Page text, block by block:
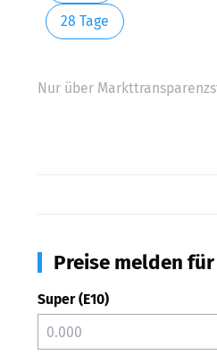
28 Tage
Nur über
Preise melden
Super (E10)